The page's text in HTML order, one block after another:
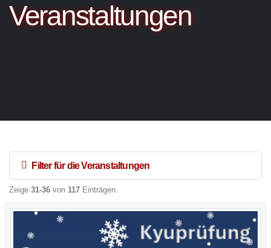
Veranstaltungen
Filter für die Veranstaltungen
Zeige 31-36 von 117 Einträgen.